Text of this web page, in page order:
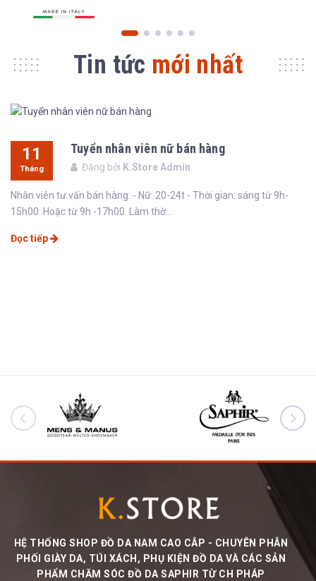
Tin tức mới nhất
11
Tháng
Tuyển nhân viên nữ bán hàng
Đăng bởi K.Store Admin
Nhân viên tư vấn bán hàng: - Nữ: 20-24t - Thời gian: sáng từ 9h-
15h00. Hoặc từ 9h -17h00. Làm thờ...
Đọc tiếp
HỆ THỐNG SHOP ĐỒ DA NAM CAO CÂP - CHUYÊN PHÂN
PHỐI GIÀY DA, TÚI XÁCH, PHỤ KIỆN ĐỒ DA VÀ CÁC SẢN
PHẨM CHĂM SÓC ĐỒ DA SAPHIR TỪ CH PHÁP